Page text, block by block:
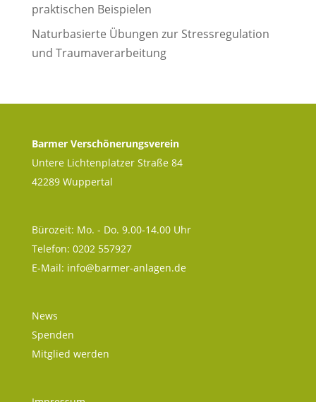
praktischen Beispielen
Naturbasierte Übungen zur Stressregulation
und Traumaverarbeitung
Barmer Verschönerungsverein
Untere Lichtenplatzer Straße 84
42289 Wuppertal
Bürozeit: Mo. - Do. 9.00-14.00 Uhr
Telefon: 0202 557927
E-Mail: info@barmer-anlagen.de
News
Spenden
Mitglied werden